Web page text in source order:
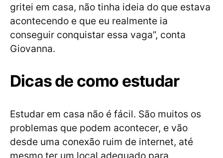
gritei em casa, não tinha ideia do que estava
acontecendo e que eu realmente ia
conseguir conquistar essa vaga”, conta
Giovanna.
Dicas de como estudar
Estudar em casa não é fácil. São muitos os
problemas que podem acontecer, e vão
desde uma conexão ruim de internet, até